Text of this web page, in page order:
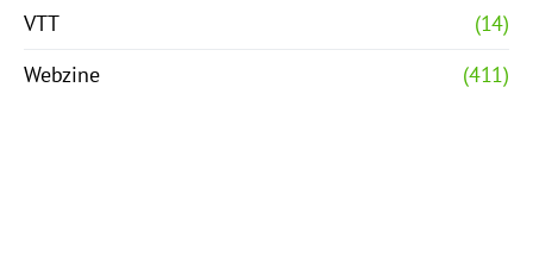
VTT
(14)
Webzine
(411)